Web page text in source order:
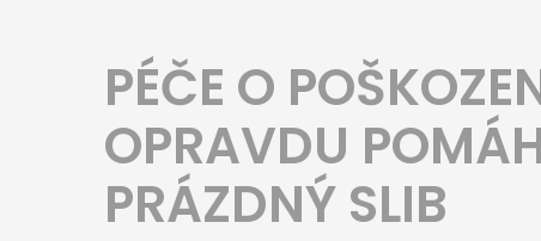
PÉČE O
OPRAVDU
PRÁZDNÝ SLIB